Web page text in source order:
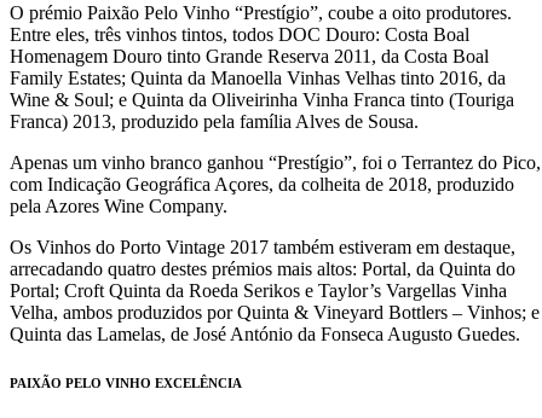
O prémio Paixão Pelo Vinho “Prestígio”, coube a oito produtores.
Entre eles, três vinhos tintos, todos DOC Douro: Costa Boal
Homenagem Douro tinto Grande Reserva 2011, da Costa Boal
Family Estates; Quinta da Manoella Vinhas Velhas tinto 2016, da
Wine & Soul; e Quinta da Oliveirinha Vinha Franca tinto (Touriga
Franca) 2013, produzido pela família Alves de Sousa.
Apenas um vinho branco ganhou “Prestígio”, foi o Terrantez do Pico,
com Indicação Geográfica Açores, da colheita de 2018, produzido
pela Azores Wine Company.
Os Vinhos do Porto Vintage 2017 também estiveram em destaque,
arrecadando quatro destes prémios mais altos: Portal, da Quinta do
Portal; Croft Quinta da Roeda Serikos e Taylor’s Vargellas Vinha
Velha, ambos produzidos por Quinta & Vineyard Bottlers – Vinhos; e
Quinta das Lamelas, de José António da Fonseca Augusto Guedes.
PAIXÃO PELO VINHO EXCELÊNCIA